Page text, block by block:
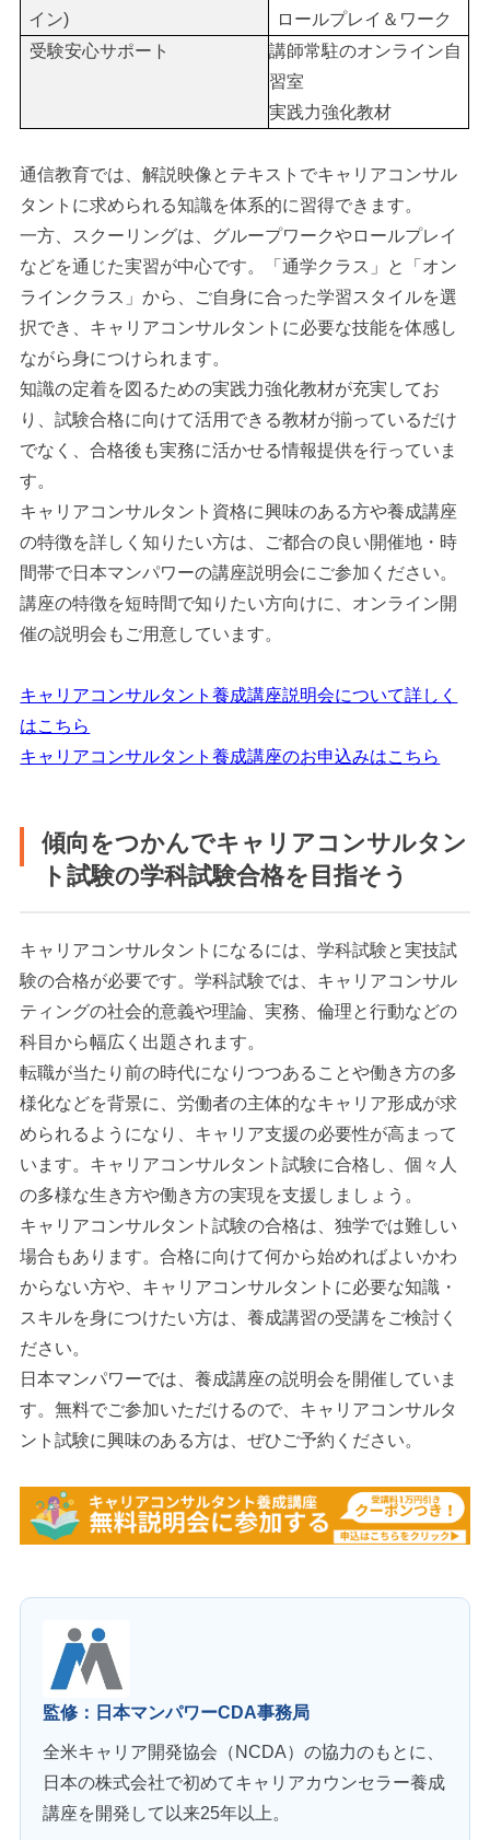
イン)
ロールプレイ＆ワーク
受験安心サポート
講師常駐のオンライン自
習室
実践力強化教材
通信教育では、解説映像とテキストでキャリアコンサル
タントに求められる知識を体系的に習得できます。
一方、スクーリングは、グループワークやロールプレイ
などを通じた実習が中心です。「通学クラス」と「オン
ラインクラス」から、ご自身に合った学習スタイルを選
択でき、キャリアコンサルタントに必要な技能を体感し
ながら身につけられます。
知識の定着を図るための実践力強化教材が充実してお
り、試験合格に向けて活用できる教材が揃っているだけ
でなく、合格後も実務に活かせる情報提供を行っていま
す。
キャリアコンサルタント資格に興味のある方や養成講座
の特徴を詳しく知りたい方は、ご都合の良い開催地・時
間帯で日本マンパワーの講座説明会にご参加ください。
講座の特徴を短時間で知りたい方向けに、オンライン開
催の説明会もご用意しています。
キャリアコンサルタント養成講座説明会について詳しく
はこちら
キャリアコンサルタント養成講座のお申込みはこちら
傾向をつかんでキャリアコンサルタン
ト試験の学科試験合格を目指そう
キャリアコンサルタントになるには、学科試験と実技試
験の合格が必要です。学科試験では、キャリアコンサル
ティングの社会的意義や理論、実務、倫理と行動などの
科目から幅広く出題されます。
転職が当たり前の時代になりつつあることや働き方の多
様化などを背景に、労働者の主体的なキャリア形成が求
められるようになり、キャリア支援の必要性が高まって
います。キャリアコンサルタント試験に合格し、個々人
の多様な生き方や働き方の実現を支援しましょう。
キャリアコンサルタント試験の合格は、独学では難しい
場合もあります。合格に向けて何から始めればよいかわ
からない方や、キャリアコンサルタントに必要な知識・
スキルを身につけたい方は、養成講習の受講をご検討く
ださい。
日本マンパワーでは、養成講座の説明会を開催していま
す。無料でご参加いただけるので、キャリアコンサルタ
ント試験に興味のある方は、ぜひご予約ください。
監修：日本マンパワーCDA事務局
全米キャリア開発協会（NCDA）の協力のもとに、
日本の株式会社で初めてキャリアカウンセラー養成
講座を開発して以来25年以上。